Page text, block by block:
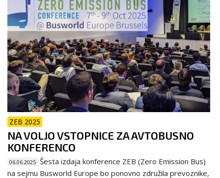
ZEB 2025
NA VOLJO VSTOPNICE ZA AVTOBUSNO
KONFERENCO
06.06.2025 Šesta izdaja konference ZEB (Zero Emission Bus)
na sejmu Busworld Europe bo ponovno združila prevoznike,